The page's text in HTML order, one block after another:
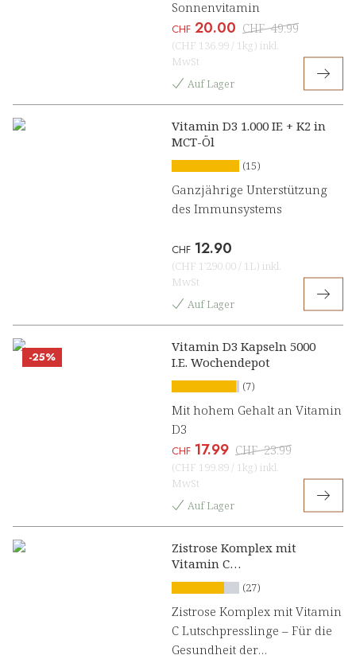
Sonnenvitamin
CHF 20.00 CHF 49.99
(CHF 136.99 / 1kg) inkl.
MwSt
Auf Lager
Vitamin D3 1.000 IE + K2 in
MCT-Öl
(15)
Ganzjährige Unterstützung
des Immunsystems
CHF 12.90
(CHF 1'290.00 / 1L) inkl.
MwSt
Auf Lager
-25%
Vitamin D3 Kapseln 5000
I.E. Wochendepot
(7)
Mit hohem Gehalt an Vitamin
D3
CHF 17.99 CHF 23.99
(CHF 199.89 / 1kg) inkl.
MwSt
Auf Lager
Zistrose Komplex mit
Vitamin C
Lutschpresslinge
(27)
Zistrose Komplex mit Vitamin
C Lutschpresslinge – Für die
Gesundheit der